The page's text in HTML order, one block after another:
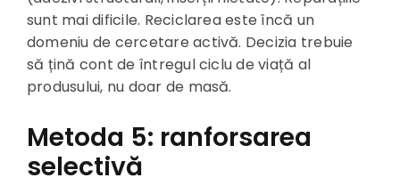
sunt mai dificile. Reciclarea este încă un
domeniu de cercetare activă. Decizia trebuie
să țină cont de întregul ciclu de viață al
produsului, nu doar de masă.
Metoda 5: ranforsarea
selectivă